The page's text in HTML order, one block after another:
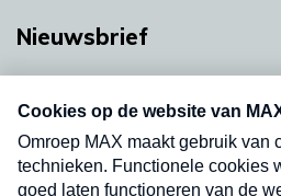
Nieuwsbrief
nieuwsbrief. Elke vrijdag- en
uw mailbox.